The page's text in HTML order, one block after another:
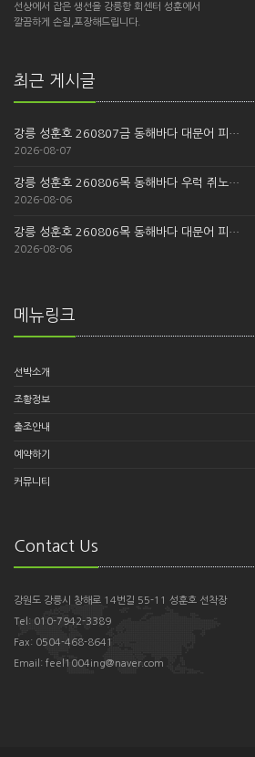
선상에서 잡은 생선을 강릉항 회센터 성훈에서
깔끔하게 손질,포장해드립니다.
최근 게시글
강릉 성훈호 260807금 동해바다 대문어 피…
2026-08-07
강릉 성훈호 260806목 동해바다 우럭 쥐노…
2026-08-06
강릉 성훈호 260806목 동해바다 대문어 피…
2026-08-06
메뉴링크
선박소개
조황정보
출조안내
예약하기
커뮤니티
Contact Us
강원도 강릉시 창해로 14번길 55-11 성훈호 선착장
Tel: 010-7942-3389
Fax: 0504-468-8641
Email: feel1004ing@naver.com